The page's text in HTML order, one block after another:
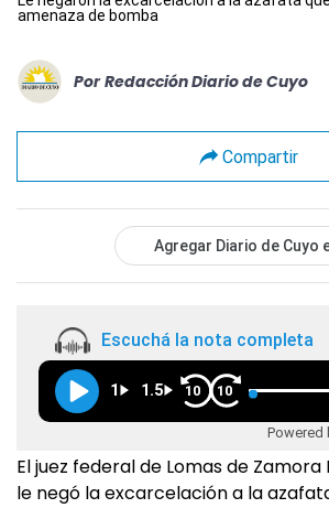
amenaza de bomba
Por Redacción Diario de Cuyo
Compartir
Agregar Diario de Cuyo
Escuchá la nota completa
1 1.5 10 10
Powered
El juez federal de Lomas de
le negó la excarcelación a la